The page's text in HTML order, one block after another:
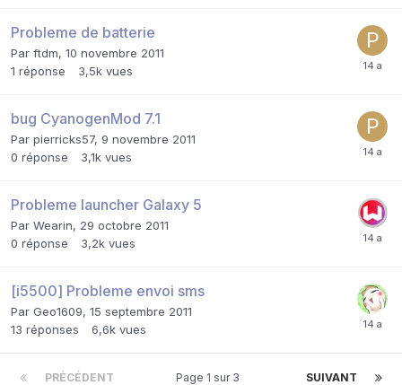
Probleme de batterie
Par ftdm, 10 novembre 2011
1 réponse 3,5k vues
bug CyanogenMod 7.1
Par pierricks57, 9 novembre 2011
0 réponse 3,1k vues
Probleme launcher Galaxy 5
Par Wearin, 29 octobre 2011
0 réponse 3,2k vues
[i5500] Probleme envoi sms
Par Geo1609, 15 septembre 2011
13 réponses 6,6k vues
PRÉCÉDENT SUIVANT
Page 1 sur 3